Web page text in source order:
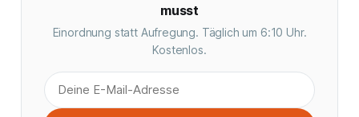
musst
Einordnung statt Aufregung. Täglich um 6:10 Uhr.
Kostenlos.